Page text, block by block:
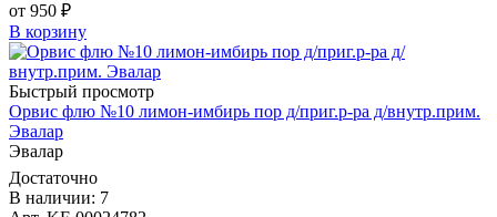
от 950 ₽
В корзину
Быстрый просмотр
Орвис флю №10 лимон-имбирь пор д/приг.р-ра д/внутр.прим.
Эвалар
Эвалар
Достаточно
В наличии: 7